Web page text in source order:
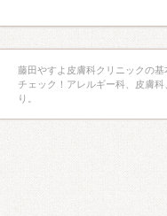
藤田やすよ皮膚科クリニックの
チェック！アレルギー科、皮膚
り。